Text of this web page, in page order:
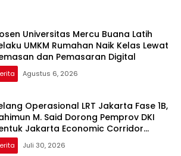
Universitas Mercu Buana Latih
UMKM Rumahan Naik Kelas Lewat
dan Pemasaran Digital
Agustus 6, 2026
Operasional LRT Jakarta Fase 1B,
M. Said Dorong Pemprov DKI
Jakarta Economic Corridor
Juli 30, 2026